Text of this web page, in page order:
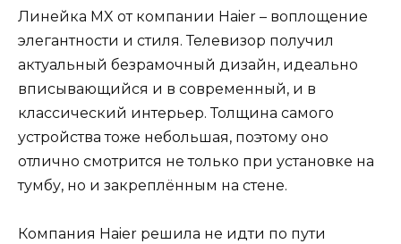
Линейка MX от компании Haier – воплощение
элегантности и стиля. Телевизор получил
актуальный безрамочный дизайн, идеально
вписывающийся и в современный, и в
классический интерьер. Толщина самого
устройства тоже небольшая, поэтому оно
отлично смотрится не только при установке на
тумбу, но и закреплённым на стене.
Компания Haier решила не идти по пути